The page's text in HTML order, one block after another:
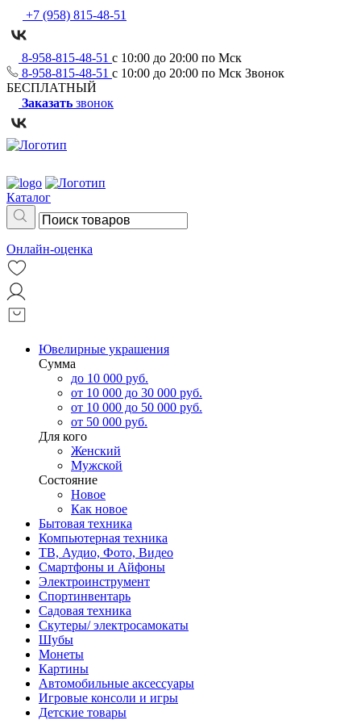
+7 (958) 815-48-51
8-958-815-48-51 с 10:00 до 20:00 по Мск
8-958-815-48-51 с 10:00 до 20:00 по Мск Звонок
БЕСПЛАТНЫЙ
Заказать звонок
Каталог
Онлайн-оценка
Ювелирные украшения
Сумма
до 10 000 руб.
от 10 000 до 30 000 руб.
от 10 000 до 50 000 руб.
от 50 000 руб.
Для кого
Женский
Мужской
Состояние
Новое
Как новое
Бытовая техника
Компьютерная техника
ТВ, Аудио, Фото, Видео
Смартфоны и Айфоны
Электроинструмент
Спортинвентарь
Садовая техника
Скутеры/ электросамокаты
Шубы
Монеты
Картины
Автомобильные аксессуары
Игровые консоли и игры
Детские товары